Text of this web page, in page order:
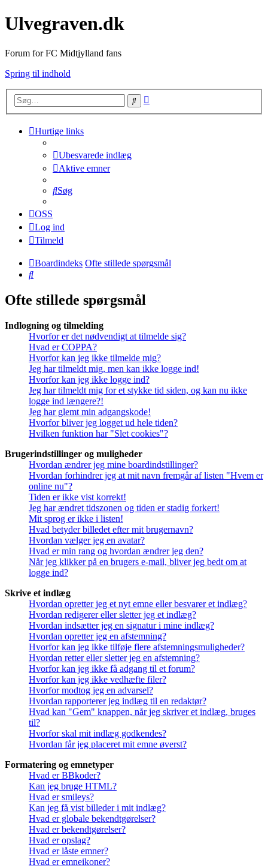
Ulvegraven.dk
Forum for FC Midtjylland fans
Spring til indhold
Søg
Hurtige links
Ubesvarede indlæg
Aktive emner
Søg
OSS
Log ind
Tilmeld
Boardindeks Ofte stillede spørgsmål
Søg
Ofte stillede spørgsmål
Indlogning og tilmelding
Hvorfor er det nødvendigt at tilmelde sig?
Hvad er COPPA?
Hvorfor kan jeg ikke tilmelde mig?
Jeg har tilmeldt mig, men kan ikke logge ind!
Hvorfor kan jeg ikke logge ind?
Jeg har tilmeldt mig for et stykke tid siden, og kan nu ikke
logge ind længere?!
Jeg har glemt min adgangskode!
Hvorfor bliver jeg logget ud hele tiden?
Hvilken funktion har "Slet cookies"?
Brugerindstillinger og muligheder
Hvordan ændrer jeg mine boardindstillinger?
Hvordan forhindrer jeg at mit navn fremgår af listen "Hvem er
online nu"?
Tiden er ikke vist korrekt!
Jeg har ændret tidszonen og tiden er stadig forkert!
Mit sprog er ikke i listen!
Hvad betyder billedet efter mit brugernavn?
Hvordan vælger jeg en avatar?
Hvad er min rang og hvordan ændrer jeg den?
Når jeg klikker på en brugers e-mail, bliver jeg bedt om at
logge ind?
Skrive et indlæg
Hvordan opretter jeg et nyt emne eller besvarer et indlæg?
Hvordan redigerer eller sletter jeg et indlæg?
Hvordan indsætter jeg en signatur i mine indlæg?
Hvordan opretter jeg en afstemning?
Hvorfor kan jeg ikke tilføje flere afstemningsmuligheder?
Hvordan retter eller sletter jeg en afstemning?
Hvorfor kan jeg ikke få adgang til et forum?
Hvorfor kan jeg ikke vedhæfte filer?
Hvorfor modtog jeg en advarsel?
Hvordan rapporterer jeg indlæg til en redaktør?
Hvad kan "Gem" knappen, når jeg skriver et indlæg, bruges
til?
Hvorfor skal mit indlæg godkendes?
Hvordan får jeg placeret mit emne øverst?
Formatering og emnetyper
Hvad er BBkoder?
Kan jeg bruge HTML?
Hvad er smileys?
Kan jeg få vist billeder i mit indlæg?
Hvad er globale bekendtgørelser?
Hvad er bekendtgørelser?
Hvad er opslag?
Hvad er låste emner?
Hvad er emneikoner?